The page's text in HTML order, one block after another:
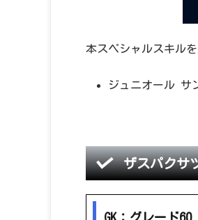
本スペシャルスキル
ジュニオール サ
ザスパクサ